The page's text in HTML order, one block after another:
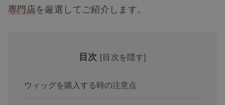
専門店を厳選してご紹介します。
目次 [目次を隠す]
ウィッグを購入する時の注意点